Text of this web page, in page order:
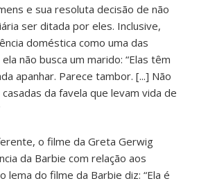
e sua resoluta decisão de não
ser ditada por eles. Inclusive,
doméstica como uma das
não busca um marido: “Elas têm
apanhar. Parece tambor. [...] Não
da favela que levam vida de
o filme da Greta Gerwig
da Barbie com relação aos
lema do filme da Barbie diz: “Ela é